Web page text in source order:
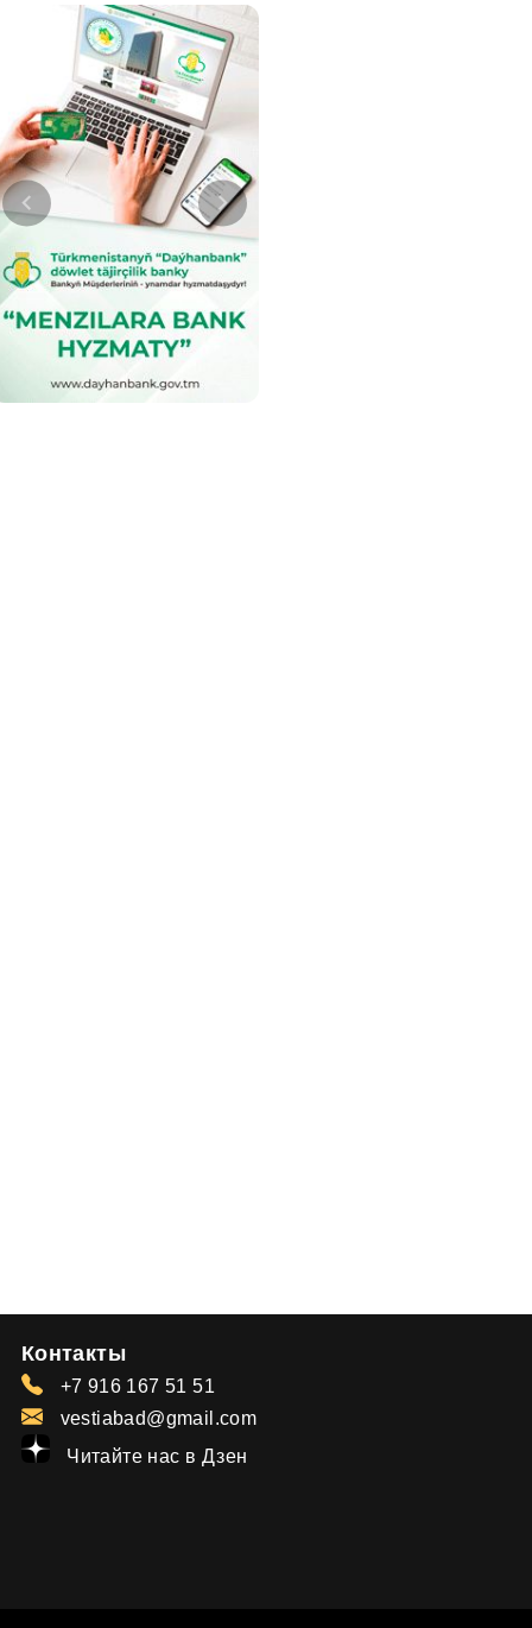
Контакты
+7 916 167 51 51
vestiabad@gmail.com
Читайте нас в Дзен